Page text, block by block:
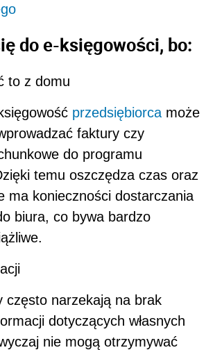
do e-księgowości, bo:
to z domu
przedsiębiorca może
faktury czy
do programu
temu oszczędza czas oraz
ma konieczności dostarczania
biura, co bywa bardzo
często narzekają na brak
dotyczących własnych
nie mogą otrzymywać